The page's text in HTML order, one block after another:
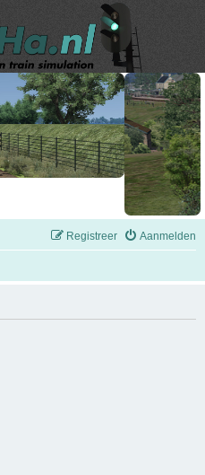
Aanmelden
Registreer